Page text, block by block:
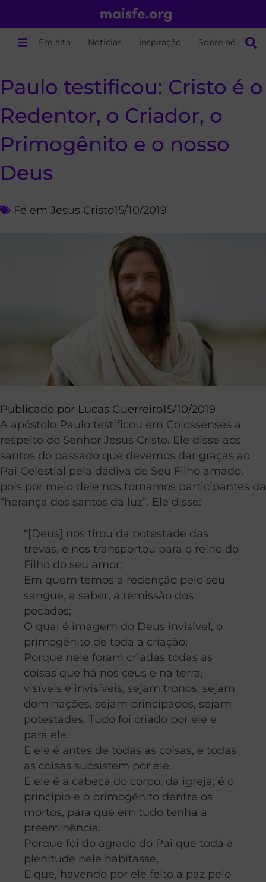
Em alta Notícias Inspiração Sobre nós
Paulo testificou: Cristo é o
Redentor, o Criador, o
Primogênito e o nosso
Deus
Fé em Jesus Cristo15/10/2019
Publicado por Lucas Guerreiro15/10/2019
A apóstolo Paulo testificou em Colossenses a
respeito do Senhor Jesus Cristo. Ele disse aos
santos do passado que devemos dar graças ao
Pai Celestial pela dádiva de Seu Filho amado,
pois por meio dele nos tornamos participantes da
“herança dos santos da luz”. Ele disse:
“[Deus] nos tirou da potestade das
trevas, e nos transportou para o reino do
Filho do seu amor;
Em quem temos a redenção pelo seu
sangue, a saber, a remissão dos
pecados;
O qual é imagem do Deus invisível, o
primogênito de toda a criação;
Porque nele foram criadas todas as
coisas que há nos céus e na terra,
visíveis e invisíveis, sejam tronos, sejam
dominações, sejam principados, sejam
potestades. Tudo foi criado por ele e
para ele.
E ele é antes de todas as coisas, e todas
as coisas subsistem por ele.
E ele é a cabeça do corpo, da igreja; é o
princípio e o primogênito dentre os
mortos, para que em tudo tenha a
preeminência.
Porque foi do agrado do Pai que toda a
plenitude nele habitasse,
E que, havendo por ele feito a paz pelo